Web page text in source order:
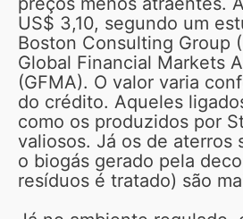
US$ 3,10, segundo um
Boston Consulting Group
Global Financial Markets
(GFMA). O valor varia
do crédito. Aqueles
como os produzidos por
valiosos. Já os de aterros
o biogás gerado pela
resíduos é tratado) são